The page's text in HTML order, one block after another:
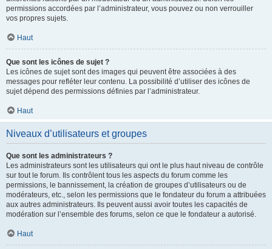
permissions accordées par l’administrateur, vous pouvez ou non verrouiller
vos propres sujets.
Haut
Que sont les icônes de sujet ?
Les icônes de sujet sont des images qui peuvent être associées à des
messages pour refléter leur contenu. La possibilité d’utiliser des icônes de
sujet dépend des permissions définies par l’administrateur.
Haut
Niveaux d’utilisateurs et groupes
Que sont les administrateurs ?
Les administrateurs sont les utilisateurs qui ont le plus haut niveau de contrôle
sur tout le forum. Ils contrôlent tous les aspects du forum comme les
permissions, le bannissement, la création de groupes d’utilisateurs ou de
modérateurs, etc., selon les permissions que le fondateur du forum a attribuées
aux autres administrateurs. Ils peuvent aussi avoir toutes les capacités de
modération sur l’ensemble des forums, selon ce que le fondateur a autorisé.
Haut